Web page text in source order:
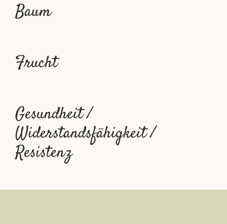
Baum
Frucht
Gesundheit /
Widerstandsfähigkeit /
Resistenz